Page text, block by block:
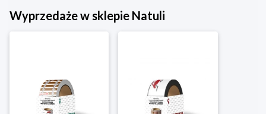
Wyprzedaże w sklepie Natuli